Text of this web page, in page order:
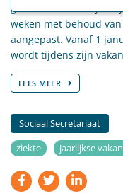
genieten van een
weken met behoud
aangepast. Vanaf 1
wordt tijdens zijn
LEES MEER
Sociaal Secretariaat
ziekte jaarlijkse